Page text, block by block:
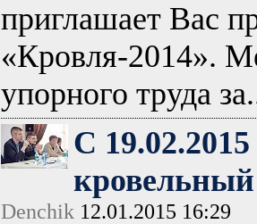
приглашает Вас
«Кровля-2014».
упорного труда
С
кровельный
Denchik 12.01.2015 16:29